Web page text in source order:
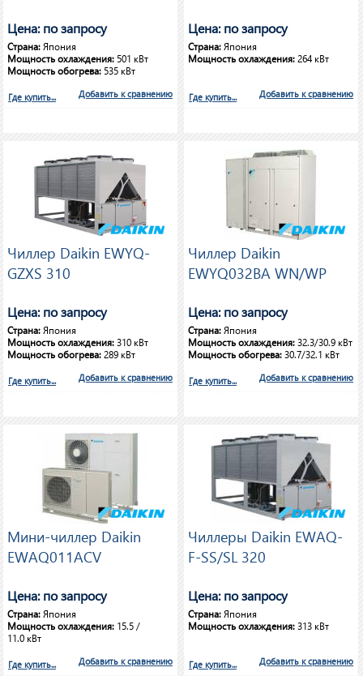
Цена: по запросу
Страна: Япония
Мощность охлаждения: 501 кВт
Мощность обогрева: 535 кВт
Добавить к сравнению
Где купить...
Цена: по запросу
Страна: Япония
Мощность охлаждения:264 кВт
Добавить к сравнению
Где купить...
Чиллер Daikin EWYQ-
GZXS 310
Цена: по запросу
Страна: Япония
Мощность охлаждения: 310 кВт
Мощность обогрева: 289 кВт
Добавить к сравнению
Где купить...
Чиллер Daikin
EWYQ032BA WN/WP
Цена: по запросу
Страна: Япония
Мощность охлаждения:32.3/30.9 кВт
Мощность обогрева:30.7/32.1 кВт
Добавить к сравнению
Где купить...
Мини-чиллер Daikin
EWAQ011ACV
Цена: по запросу
Страна: Япония
Мощность охлаждения: 15.5 /
11.0 кВт
Добавить к сравнению
Где купить...
Чиллеры Daikin EWAQ-
F-SS/SL 320
Цена: по запросу
Страна: Япония
Мощность охлаждения:313 кВт
Добавить к сравнению
Где купить...